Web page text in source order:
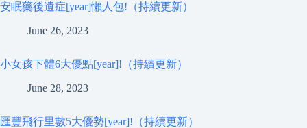
安眠藥後遺症[year]懶人包!（持續更新）
June 26, 2023
小女孩下體6大優點[year]!（持續更新）
June 28, 2023
匯豐飛行里數5大優勢[year]!（持續更新）